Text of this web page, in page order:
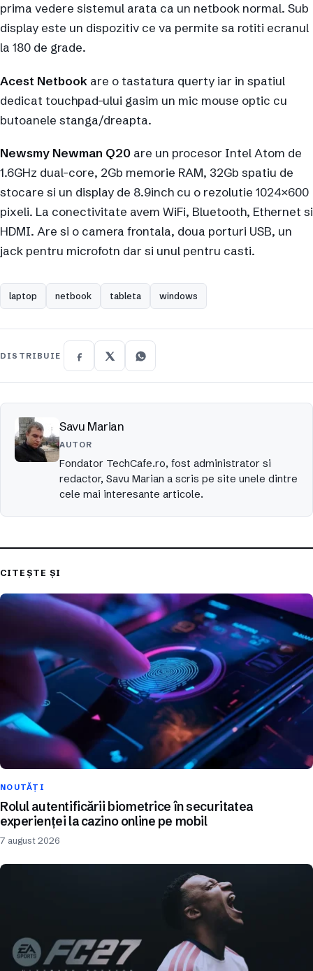
prima vedere sistemul arata ca un netbook normal. Sub
display este un dispozitiv ce va permite sa rotiti ecranul
la 180 de grade.
Acest Netbook are o tastatura querty iar in spatiul
dedicat touchpad-ului gasim un mic mouse optic cu
butoanele stanga/dreapta.
Newsmy Newman Q20 are un procesor Intel Atom de
1.6GHz dual-core, 2Gb memorie RAM, 32Gb spatiu de
stocare si un display de 8.9inch cu o rezolutie 1024×600
pixeli. La conectivitate avem WiFi, Bluetooth, Ethernet si
HDMI. Are si o camera frontala, doua porturi USB, un
jack pentru microfotn dar si unul pentru casti.
laptop netbook tableta windows
DISTRIBUIE
Savu Marian
AUTOR
Fondator TechCafe.ro, fost administrator si
redactor, Savu Marian a scris pe site unele dintre
cele mai interesante articole.
CITEȘTE ȘI
NOUTĂȚI
Rolul autentificării biometrice în securitatea
experienței la cazino online pe mobil
7 august 2026